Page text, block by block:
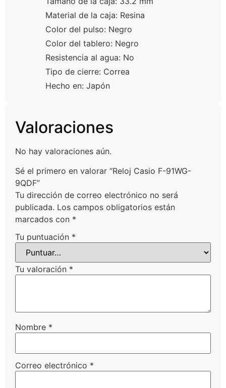
Material de la caja: Resina
Color del pulso: Negro
Color del tablero: Negro
Resistencia al agua: No
Tipo de cierre: Correa
Hecho en: Japón
Valoraciones
No hay valoraciones aún.
Sé el primero en valorar “Reloj Casio F-91WG-
9QDF”
Tu dirección de correo electrónico no será
publicada. Los campos obligatorios están
marcados con *
Tu puntuación *
Tu valoración *
Nombre *
Correo electrónico *